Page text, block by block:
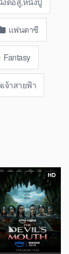
แฟนตาซี
Fantasy
จ้าสายฟ้า
HD